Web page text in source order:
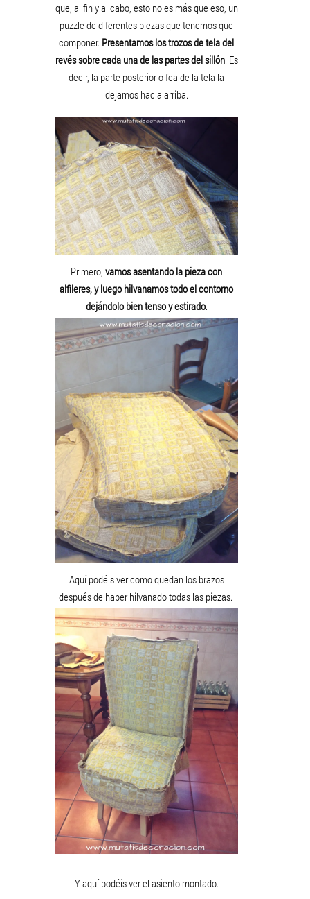
que, al fin y al cabo, esto no es más que eso, un
puzzle de diferentes piezas que tenemos que
componer. Presentamos los trozos de tela del
revés sobre cada una de las partes del sillón. Es
decir, la parte posterior o fea de la tela la
dejamos hacia arriba.
Primero, vamos asentando la pieza con
alfileres, y luego hilvanamos todo el contorno
dejándolo bien tenso y estirado.
Aquí podéis ver como quedan los brazos
después de haber hilvanado todas las piezas.
Y aquí podéis ver el asiento montado.